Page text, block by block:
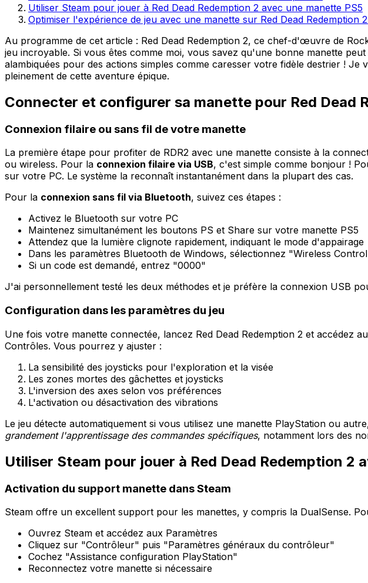
Utiliser Steam pour jouer à Red Dead Redemption 2 avec une manette PS5
Optimiser l'expérience de jeu avec une manette sur Red Dead Redemption
Au programme de cet article : Red Dead Redemption 2, ce chef-d'œuvre de
jeu incroyable. Si vous êtes comme moi, vous savez qu'une bonne manette
alambiquées pour des actions simples comme caresser votre fidèle destrier !
pleinement de cette aventure épique.
Connecter et configurer sa manette pour Red Dead
Connexion filaire ou sans fil de votre manette
La première étape pour profiter de RDR2 avec une manette consiste à la
ou wireless. Pour la connexion filaire via USB, c'est simple comme bonjour !
sur votre PC. Le système la reconnaît instantanément dans la plupart des cas.
Pour la connexion sans fil via Bluetooth, suivez ces étapes :
Activez le Bluetooth sur votre PC
Maintenez simultanément les boutons PS et Share sur votre manette PS5
Attendez que la lumière clignote rapidement, indiquant le mode d'appairage
Dans les paramètres Bluetooth de Windows, sélectionnez "Wireless
Si un code est demandé, entrez "0000"
J'ai personnellement testé les deux méthodes et je préfère la connexion USB
Configuration dans les paramètres du jeu
Une fois votre manette connectée, lancez Red Dead Redemption 2 et accédez
Contrôles. Vous pourrez y ajuster :
La sensibilité des joysticks pour l'exploration et la visée
Les zones mortes des gâchettes et joysticks
L'inversion des axes selon vos préférences
L'activation ou désactivation des vibrations
Le jeu détecte automatiquement si vous utilisez une manette PlayStation ou
grandement l'apprentissage des commandes spécifiques, notamment lors des
Utiliser Steam pour jouer à Red Dead Redemption 2
Activation du support manette dans Steam
Steam offre un excellent support pour les manettes, y compris la DualSense.
Ouvrez Steam et accédez aux Paramètres
Cliquez sur "Contrôleur" puis "Paramètres généraux du contrôleur"
Cochez "Assistance configuration PlayStation"
Reconnectez votre manette si nécessaire